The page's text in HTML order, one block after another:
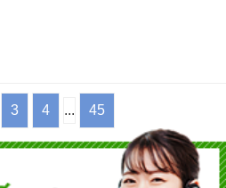
3 4 ... 45